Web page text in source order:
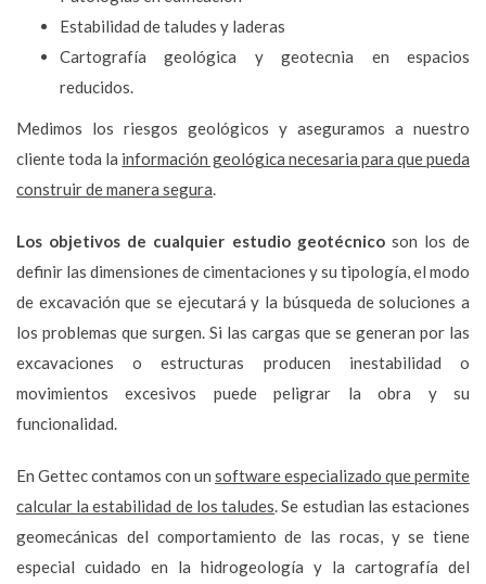
Estabilidad de taludes y laderas
Cartografía geológica y geotecnia en espacios
reducidos.
Medimos los riesgos geológicos y aseguramos a nuestro
cliente toda la información geológica necesaria para que pueda
construir de manera segura.
Los objetivos de cualquier estudio geotécnicoson los de
definir las dimensiones de cimentaciones y su tipología, el modo
de excavación que se ejecutará y la búsqueda de soluciones a
los problemas que surgen. Si las cargas que se generan por las
excavaciones o estructuras producen inestabilidad o
movimientos excesivos puede peligrar la obra y su
funcionalidad.
En Gettec contamos con un software especializado que permite
calcular la estabilidad de los taludes. Se estudian las estaciones
geomecánicas del comportamiento de las rocas, y se tiene
especial cuidado en la hidrogeología y la cartografía del